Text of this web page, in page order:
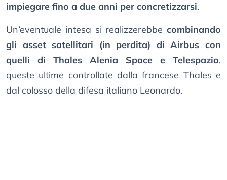
impiegare fino a due anni per concretizzarsi.
Un’eventuale intesa si realizzerebbe combinando
gli asset satellitari (in perdita) di Airbus con
quelli di Thales Alenia Space e Telespazio,
queste ultime controllate dalla francese Thales e
dal colosso della difesa italiano Leonardo.